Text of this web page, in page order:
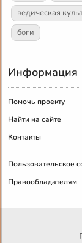
ведическая
боги
Информация
Помочь проекту
Найти на сайте
Контакты
Пользовательское
Правообладателям